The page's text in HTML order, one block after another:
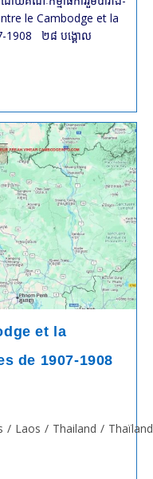
le Cambodge et la
1908 ២៨ បង្គោល
et la
de 1907-1908
/ Laos / Thailand /